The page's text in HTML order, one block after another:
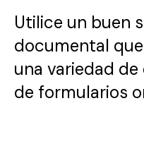
Utilice un buen
documental
una variedad
de formularios